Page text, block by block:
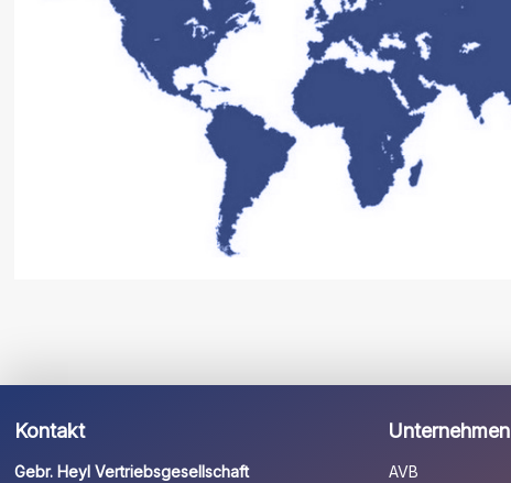
Kontakt
Gebr. Heyl Vertriebsgesellschaft
Unternehmen
AVB